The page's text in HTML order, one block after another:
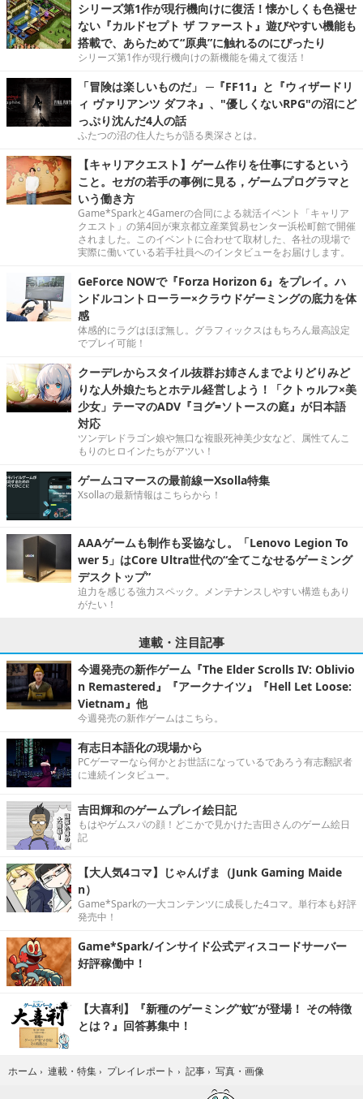
シリーズ第1作が現行機向けに復活！懐かしくも色褪せ
ない『カルドセプト ザ ファースト』遊びやすい機能も
搭載で、あらためて“原典”に触れるのにぴったり
シリーズ第1作が現行機向けの新機能を備えて復活！
「冒険は楽しいものだ」 ─『FF11』と『ウィザードリ
ィ ヴァリアンツ ダフネ』、"優しくないRPG"の沼にど
っぷり沈んだ4人の話
ふたつの沼の住人たちが語る奥深さとは。
【キャリアクエスト】ゲーム作りを仕事にするという
こと。セガの若手の事例に見る，ゲームプログラマと
いう働き方
Game*Sparkと4Gamerの合同による就活イベント「キャリア
クエスト」の第4回が東京都立産業貿易センター浜松町館で開催
されました。このイベントに合わせて取材した、各社の現場で
実際に働いている若手社員へのインタビューをお届けします。
GeForce NOWで『Forza Horizon 6』をプレイ。ハ
ンドルコントローラー×クラウドゲーミングの底力を体
感
体感的にラグはほぼ無し。グラフィックスはもちろん最高設定
でプレイ可能！
クーデレからスタイル抜群お姉さんまでよりどりみど
りな人外娘たちとホテル経営しよう！「クトゥルフ×美
少女」テーマのADV『ヨグ=ソトースの庭』が日本語
対応
ツンデレドラゴン娘や無口な複眼死神美少女など、属性てんこ
もりのヒロインたちがアツい！
ゲームコマースの最前線ーXsolla特集
Xsollaの最新情報はこちらから！
AAAゲームも制作も妥協なし。「Lenovo Legion To
wer 5」はCore Ultra世代の“全てこなせるゲーミング
デスクトップ”
迫力を感じる強力スペック。メンテナンスしやすい構造もあり
がたい！
連載・注目記事
今週発売の新作ゲーム『The Elder Scrolls IV: Oblivio
n Remastered』『アークナイツ』『Hell Let Loose:
Vietnam』他
今週発売の新作ゲームはこちら。
有志日本語化の現場から
PCゲーマーなら何かとお世話になっているであろう有志翻訳者
に連続インタビュー。
吉田輝和のゲームプレイ絵日記
もはやゲムスパの顔！どこかで見かけた吉田さんのゲーム絵日
記
【大人気4コマ】じゃんげま（Junk Gaming Maide
n）
Game*Sparkの一大コンテンツに成長した4コマ。単行本も好評
発売中！
Game*Spark/インサイド公式ディスコードサーバー
好評稼働中！
【大喜利】『新種のゲーミング“蚊”が登場！ その特徴
とは？』回答募集中！
ホーム › 連載・特集 › プレイレポート › 記事 › 写真・画像